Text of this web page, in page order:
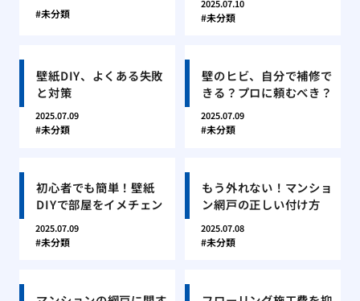
未分類
2025.07.10
未分類
壁紙DIY、よくある失敗
と対策
2025.07.09
未分類
壁のヒビ、自分で補修で
きる？プロに頼むべき？
2025.07.09
未分類
初心者でも簡単！壁紙
DIYで部屋をイメチェン
2025.07.09
未分類
もう外れない！マンショ
ン網戸の正しい付け方
2025.07.08
未分類